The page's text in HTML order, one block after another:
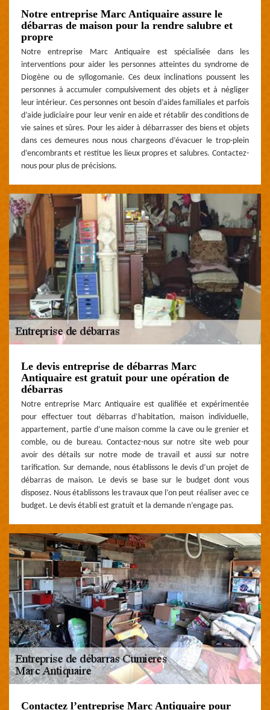
Notre entreprise Marc Antiquaire assure le
débarras de maison pour la rendre salubre et
propre
Notre entreprise Marc Antiquaire est spécialisée dans les
interventions pour aider les personnes atteintes du syndrome de
Diogène ou de syllogomanie. Ces deux inclinations poussent les
personnes à accumuler compulsivement des objets et à négliger
leur intérieur. Ces personnes ont besoin d’aides familiales et parfois
d’aide judiciaire pour leur venir en aide et rétablir des conditions de
vie saines et sûres. Pour les aider à débarrasser des biens et objets
dans ces demeures nous nous chargeons d’évacuer le trop-plein
d’encombrants et restitue les lieux propres et salubres. Contactez-
nous pour plus de précisions.
Le devis entreprise de débarras Marc
Antiquaire est gratuit pour une opération de
débarras
Notre entreprise Marc Antiquaire est qualifiée et expérimentée
pour effectuer tout débarras d’habitation, maison individuelle,
appartement, partie d’une maison comme la cave ou le grenier et
comble, ou de bureau. Contactez-nous sur notre site web pour
avoir des détails sur notre mode de travail et aussi sur notre
tarification. Sur demande, nous établissons le devis d’un projet de
débarras de maison. Le devis se base sur le budget dont vous
disposez. Nous établissons les travaux que l’on peut réaliser avec ce
budget. Le devis établi est gratuit et la demande n’engage pas.
Contactez l’entreprise Marc Antiquaire pour